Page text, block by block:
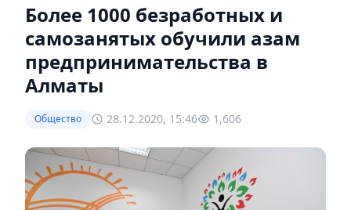
Более 1000 безработных и
самозанятых обучили азам
предпринимательства в
Алматы
Общество 28.12.2020, 15:46 1,606